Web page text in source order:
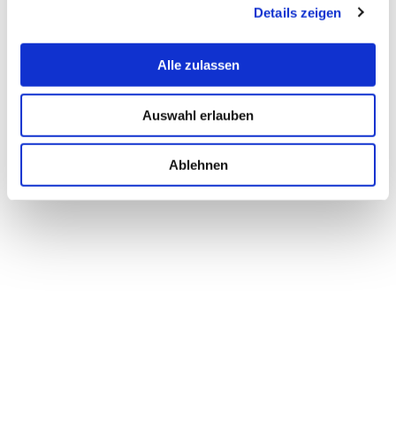
Details zeigen
Alle zulassen
Auswahl erlauben
Ablehnen